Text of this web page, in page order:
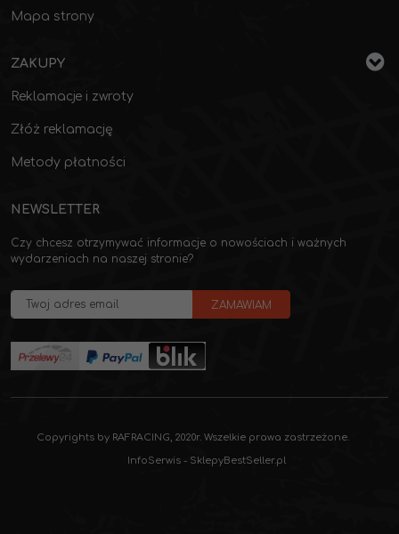
Mapa strony
ZAKUPY
Reklamacje i zwroty
Złóż reklamację
Metody płatności
NEWSLETTER
Czy chcesz otrzymywać informacje o nowościach i ważnych
wydarzeniach na naszej stronie?
Copyrights by RAFRACING, 2020r. Wszelkie prawa zastrzeżone.
InfoSerwis - SklepyBestSeller.pl